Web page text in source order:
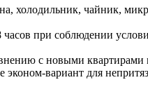
холодильник, чайник,
часов при соблюдении
с новыми
вариант для